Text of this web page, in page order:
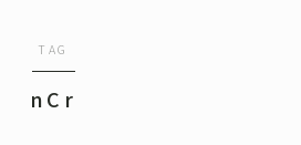
TAG
nCr